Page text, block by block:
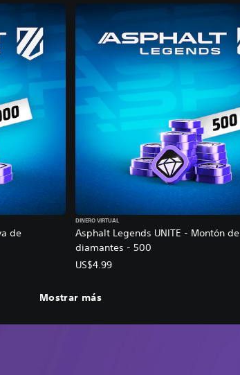
de
Asphalt Legends UNITE - Montón de
diamantes - 500
DINERO VIRTUAL
US$4.99
Mostrar más